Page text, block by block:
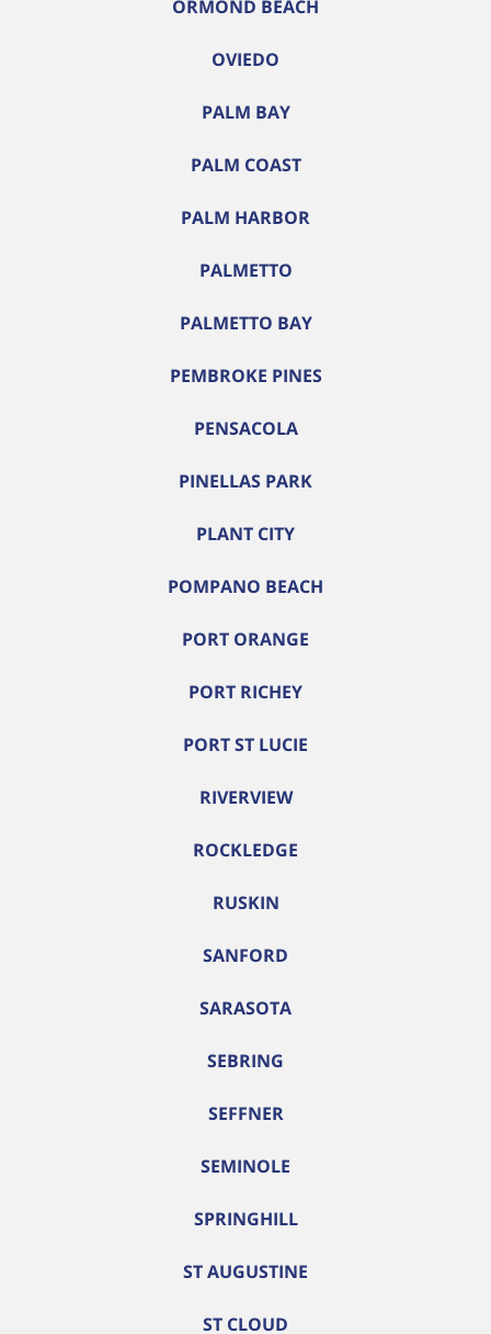
ORMOND BEACH
OVIEDO
PALM BAY
PALM COAST
PALM HARBOR
PALMETTO
PALMETTO BAY
PEMBROKE PINES
PENSACOLA
PINELLAS PARK
PLANT CITY
POMPANO BEACH
PORT ORANGE
PORT RICHEY
PORT ST LUCIE
RIVERVIEW
ROCKLEDGE
RUSKIN
SANFORD
SARASOTA
SEBRING
SEFFNER
SEMINOLE
SPRINGHILL
ST AUGUSTINE
ST CLOUD